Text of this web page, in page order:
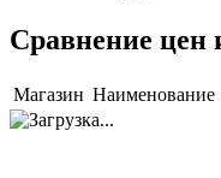
Сравнение цен
Магазин Наименование